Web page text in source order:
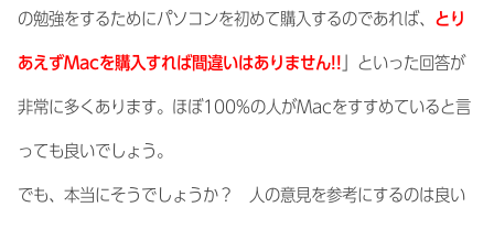
の勉強をするためにパソコンを初めて購入するのであれば、 とり
あえずMacを購入すれば間違いはありません!! 」といった回答が
非常に多くあります。ほぼ100%の人がMacをすすめていると言
っても良いでしょう。
でも、本当にそうでしょうか？ 人の意見を参考にするのは良い